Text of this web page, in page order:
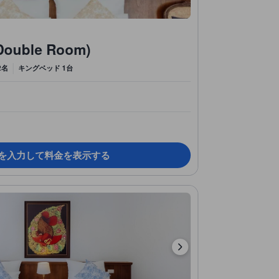
Room)
キングベッド 1台
入力して料金を表示する